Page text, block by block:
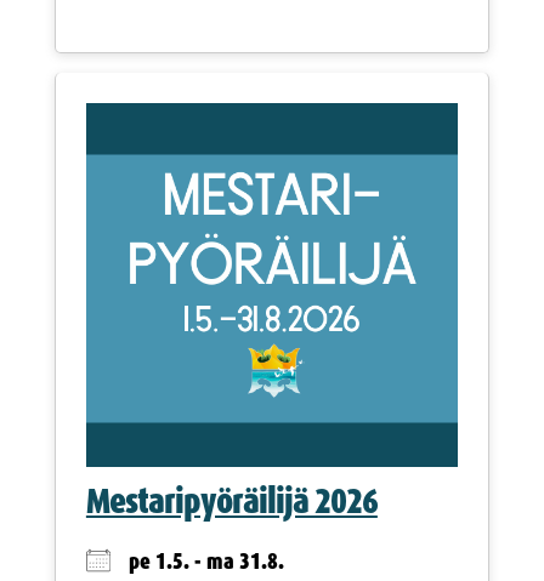
Mestaripyöräilijä 2026
pe 1.5. - ma 31.8.